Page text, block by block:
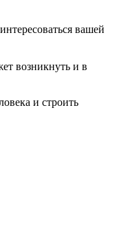
вашей
возникнуть и в
и строить